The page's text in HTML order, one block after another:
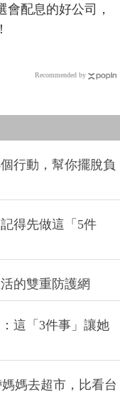
會配息的好公司，
Recommended by
行動，幫你擺脫負
得先做這「5件
的雙重防護網
這「3件事」讓她
媽去超市，比看台